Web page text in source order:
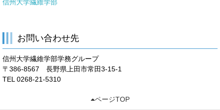
信州大学繊維学部
お問い合わせ先
信州大学繊維学部学務グループ
〒386-8567 長野県上田市常田3-15-1
TEL 0268-21-5310
ページTOP